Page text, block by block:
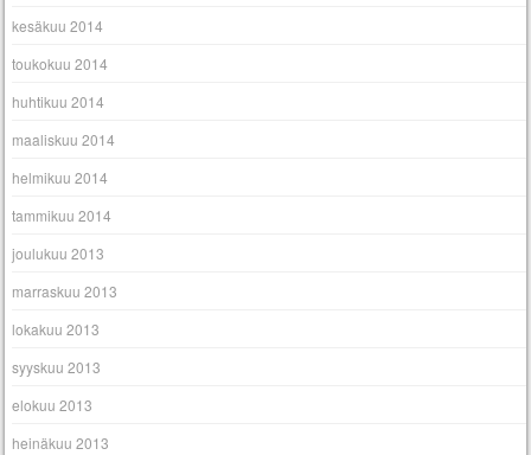
kesäkuu 2014
toukokuu 2014
huhtikuu 2014
maaliskuu 2014
helmikuu 2014
tammikuu 2014
joulukuu 2013
marraskuu 2013
lokakuu 2013
syyskuu 2013
elokuu 2013
heinäkuu 2013